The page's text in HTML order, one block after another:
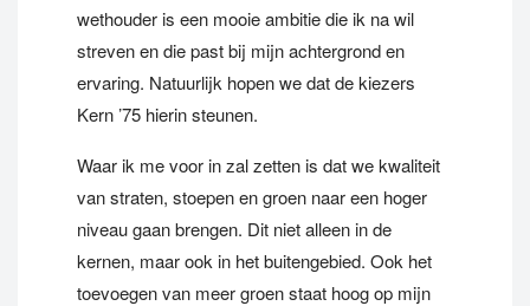
wethouder is een mooie ambitie die ik na wil
streven en die past bij mijn achtergrond en
ervaring. Natuurlijk hopen we dat de kiezers
Kern ’75 hierin steunen.
Waar ik me voor in zal zetten is dat we kwaliteit
van straten, stoepen en groen naar een hoger
niveau gaan brengen. Dit niet alleen in de
kernen, maar ook in het buitengebied. Ook het
toevoegen van meer groen staat hoog op mijn